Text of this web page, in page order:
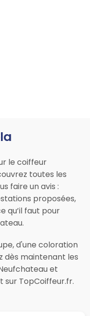
le coiffeur
toutes les
faire un avis :
proposées,
qu’il faut pour
d'une coloration
dès maintenant les
et
TopCoiffeur.fr.